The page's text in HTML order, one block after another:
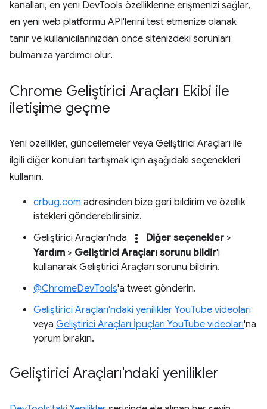
kanalları, en yeni DevTools özelliklerine erişmenizi sağlar,
en yeni web platformu API'lerini test etmenize olanak
tanır ve kullanıcılarınızdan önce sitenizdeki sorunları
bulmanıza yardımcı olur.
Chrome Geliştirici Araçları Ekibi ile
iletişime geçme
Yeni özellikler, güncellemeler veya Geliştirici Araçları ile
ilgili diğer konuları tartışmak için aşağıdaki seçenekleri
kullanın.
crbug.com adresinden bize geri bildirim ve özellik
istekleri gönderebilirsiniz.
Geliştirici Araçları'nda
more_vert Diğer seçenekler >
Yardım > Geliştirici Araçları sorunu bildir'i
kullanarak Geliştirici Araçları sorunu bildirin.
@ChromeDevTools'a tweet gönderin.
Geliştirici Araçları'ndaki yenilikler YouTube videoları
veya Geliştirici Araçları İpuçları YouTube videoları'na
yorum bırakın.
Geliştirici Araçları'ndaki yenilikler